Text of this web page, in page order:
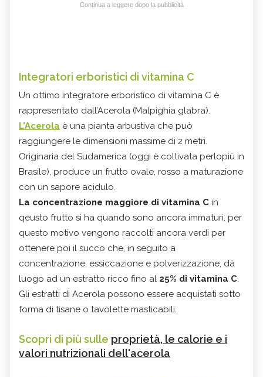
Continua a leggere dopo la pubblicità
Integratori erboristici di vitamina C
Un ottimo integratore erboristico di vitamina C è
rappresentato dall’Acerola (Malpighia glabra).
L'Acerola è una pianta arbustiva che può
raggiungere le dimensioni massime di 2 metri.
Originaria del Sudamerica (oggi è coltivata perlopiù in
Brasile), produce un frutto ovale, rosso a maturazione
con un sapore acidulo.
La concentrazione maggiore di vitamina C in
qeusto frutto si ha quando sono ancora immaturi, per
questo motivo vengono raccolti ancora verdi per
ottenere poi il succo che, in seguito a
concentrazione, essiccazione e polverizzazione, dà
luogo ad un estratto ricco fino al 25% di vitamina C
Gli estratti di Acerola possono essere acquistati sotto
forma di tisane o tavolette masticabili.
Scopri di più sulle proprietà, le calorie e i
valori nutrizionali dell'acerola